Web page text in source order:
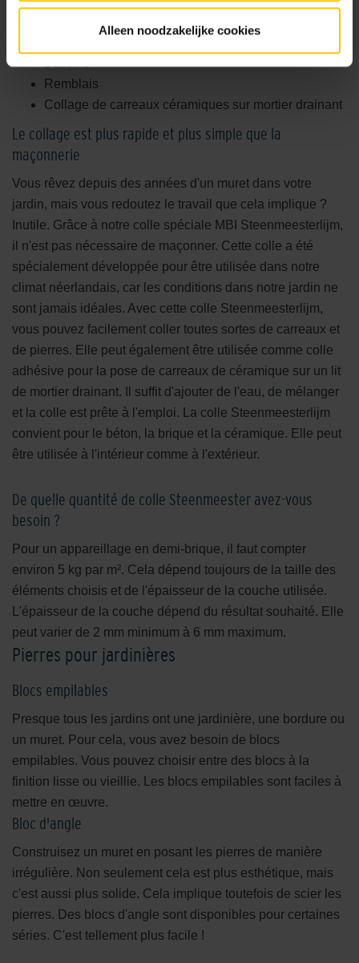
Alleen noodzakelijke cookies
Bassins
Remblais
Collage de carreaux céramiques sur mortier drainant
Le collage est plus rapide et plus simple que la
maçonnerie
Vous rêvez depuis des années d'un muret dans votre
jardin, mais vous redoutez le travail que cela implique ?
Inutile. Grâce à notre colle spéciale MBI Steenmeesterlijm,
il n'est pas nécessaire de maçonner. Cette colle a été
spécialement développée pour être utilisée dans notre
climat néerlandais, car les conditions dans notre jardin ne
sont jamais idéales. Avec cette colle Steenmeesterlijm,
vous pouvez facilement coller toutes sortes de carreaux et
de pierres. Elle peut également être utilisée comme colle
adhésive pour la pose de carreaux de céramique sur un lit
de mortier drainant. Il suffit d'ajouter de l'eau, de mélanger
et la colle est prête à l'emploi. La colle Steenmeesterlijm
convient pour le béton, la brique et la céramique. Elle peut
être utilisée à l'intérieur comme à l'extérieur.
De quelle quantité de colle Steenmeester avez-vous
besoin ?
Pour un appareillage en demi-brique, il faut compter
environ 5 kg par m². Cela dépend toujours de la taille des
éléments choisis et de l'épaisseur de la couche utilisée.
L'épaisseur de la couche dépend du résultat souhaité. Elle
peut varier de 2 mm minimum à 6 mm maximum.
Pierres pour jardinières
Blocs empilables
Presque tous les jardins ont une jardinière, une bordure ou
un muret. Pour cela, vous avez besoin de blocs
empilables. Vous pouvez choisir entre des blocs à la
finition lisse ou vieillie. Les blocs empilables sont faciles à
mettre en œuvre.
Bloc d'angle
Construisez un muret en posant les pierres de manière
irrégulière. Non seulement cela est plus esthétique, mais
c'est aussi plus solide. Cela implique toutefois de scier les
pierres. Des blocs d'angle sont disponibles pour certaines
séries. C'est tellement plus facile !